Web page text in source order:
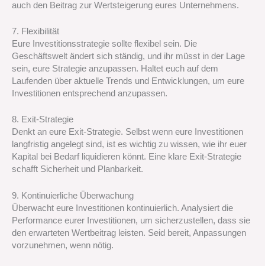
auch den Beitrag zur Wertsteigerung eures Unternehmens.
7. Flexibilität
Eure Investitionsstrategie sollte flexibel sein. Die
Geschäftswelt ändert sich ständig, und ihr müsst in der Lage
sein, eure Strategie anzupassen. Haltet euch auf dem
Laufenden über aktuelle Trends und Entwicklungen, um eure
Investitionen entsprechend anzupassen.
8. Exit-Strategie
Denkt an eure Exit-Strategie. Selbst wenn eure Investitionen
langfristig angelegt sind, ist es wichtig zu wissen, wie ihr euer
Kapital bei Bedarf liquidieren könnt. Eine klare Exit-Strategie
schafft Sicherheit und Planbarkeit.
9. Kontinuierliche Überwachung
Überwacht eure Investitionen kontinuierlich. Analysiert die
Performance eurer Investitionen, um sicherzustellen, dass sie
den erwarteten Wertbeitrag leisten. Seid bereit, Anpassungen
vorzunehmen, wenn nötig.